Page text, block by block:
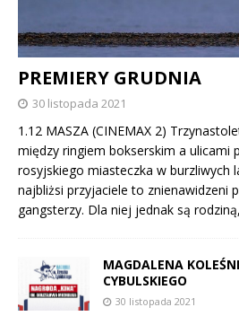
PREMIERY GRUDNIA
30 listopada 2021
1.12 MASZA (CINEMAX 2)
między ringiem bokserskim a ulicami
rosyjskiego miasteczka w burzliwych
najbliżsi przyjaciele to znienawidzeni
gangsterzy. Dla niej jednak są
MAGDALENA
CYBULSKIEGO
30 listopada 2021